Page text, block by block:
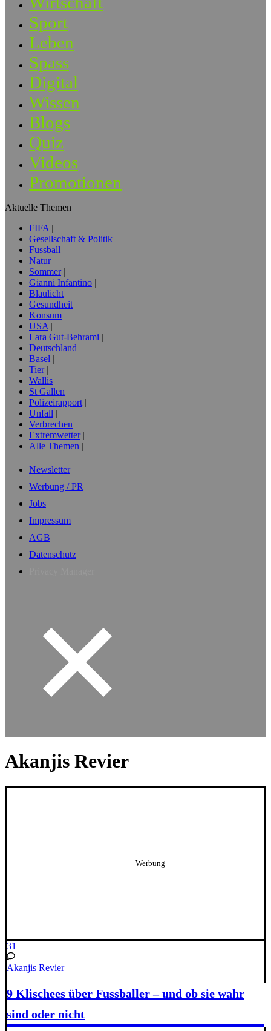
Sport
Leben
Spass
Digital
Wissen
Blogs
Quiz
Videos
Promotionen
Aktuelle Themen
FIFA
Gesellschaft & Politik
Fussball
Natur
Sommer
Gianni Infantino
Blaulicht
Gesundheit
Konsum
USA
Lara Gut-Behrami
Deutschland
Basel
Tier
Wallis
St Gallen
Polizeirapport
Unfall
Verbrechen
Extremwetter
Alle Themen
Newsletter
Werbung / PR
Jobs
Impressum
AGB
Datenschutz
Akanjis Revier
31
Akanjis Revier
9 Klischees über Fussballer – und ob sie wahr
sind oder nicht